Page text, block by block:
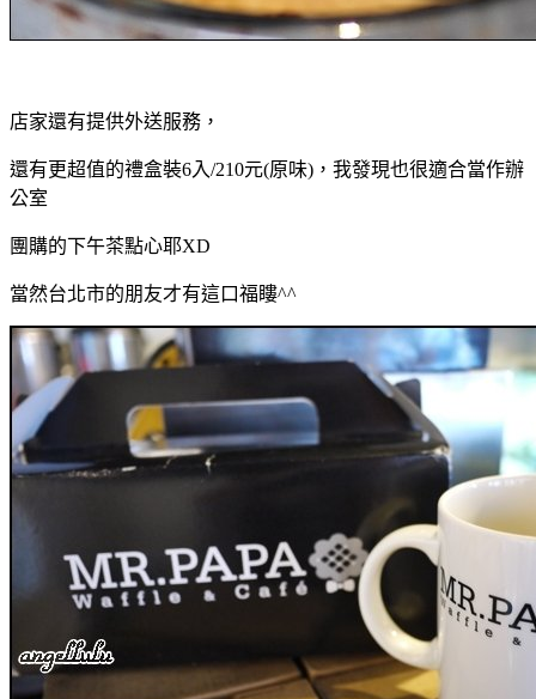
店家還有提供外送服務，
還有更超值的禮盒裝6入/210元(原味)，我發現也很適合當作辦
公室
團購的下午茶點心耶XD
當然台北市的朋友才有這口福瞜^^